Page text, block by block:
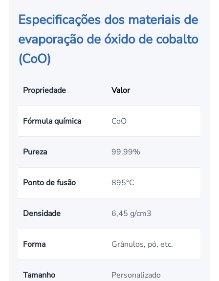
Especificações dos materiais de
evaporação de óxido de cobalto
(CoO)
Propriedade Valor
Fórmula química CoO
Pureza 99.99%
Ponto de fusão 895°C
Densidade 6,45 g/cm3
Forma Grânulos, pó, etc.
Tamanho Personalizado